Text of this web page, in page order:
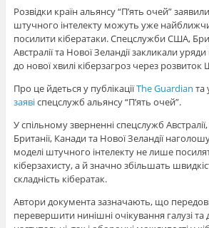
o
o
k
e
r
Розвідки країн альянсу “П’ять очей”
штучного інтелекту можуть уже
посилити кібератаки. Спецслужби США,
Австралії та Нової Зеландії закликали
до нової хвилі кіберзагроз через розвиток
Про це йдеться у публікаціїThe Guardian та
заявіспецслужб альянсу “П’ять очей”.
У спільному зверненні спецслужб
Британії, Канади та Нової Зеландії
моделі штучного інтелекту не лише
кіберзахисту, а й значно збільшать
складність кібератак.
Автори документа зазначають, що
перевершити нинішні очікування галузі та